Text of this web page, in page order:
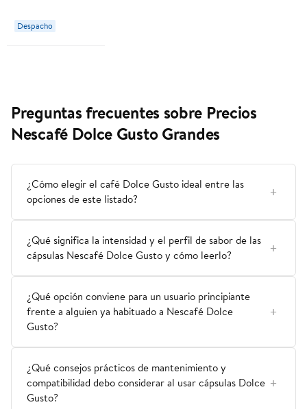
Caballo Loco
Despacho
Preguntas frecuentes sobre Precios
Nescafé Dolce Gusto Grandes
¿Cómo elegir el café Dolce Gusto ideal entre las
opciones de este listado?
¿Qué significa la intensidad y el perfil de sabor de las
cápsulas Nescafé Dolce Gusto y cómo leerlo?
¿Qué opción conviene para un usuario principiante
frente a alguien ya habituado a Nescafé Dolce
Gusto?
¿Qué consejos prácticos de mantenimiento y
compatibilidad debo considerar al usar cápsulas Dolce
Gusto?